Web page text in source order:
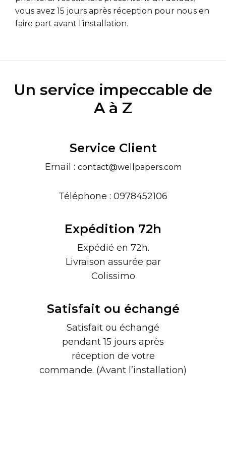
vous avez 15 jours après réception pour nous en
faire part avant l’installation.
Un service impeccable de
A à Z
Service Client
Email : contact@wellpapers.com
Téléphone : 0978452106
Expédition 72h
Expédié en 72h.
Livraison assurée par
Colissimo
Satisfait ou échangé
Satisfait ou échangé
pendant 15 jours après
réception de votre
commande. (Avant l’installation)